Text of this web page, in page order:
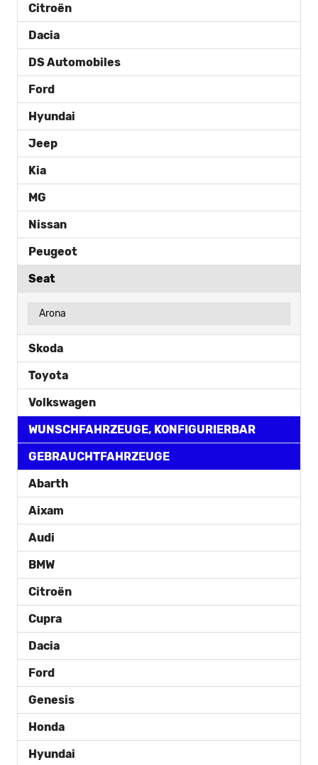
Citroën
Dacia
DS Automobiles
Ford
Hyundai
Jeep
Kia
MG
Nissan
Peugeot
Seat
Arona
Skoda
Toyota
Volkswagen
WUNSCHFAHRZEUGE, KONFIGURIERBAR
GEBRAUCHTFAHRZEUGE
Abarth
Aixam
Audi
BMW
Citroën
Cupra
Dacia
Ford
Genesis
Honda
Hyundai